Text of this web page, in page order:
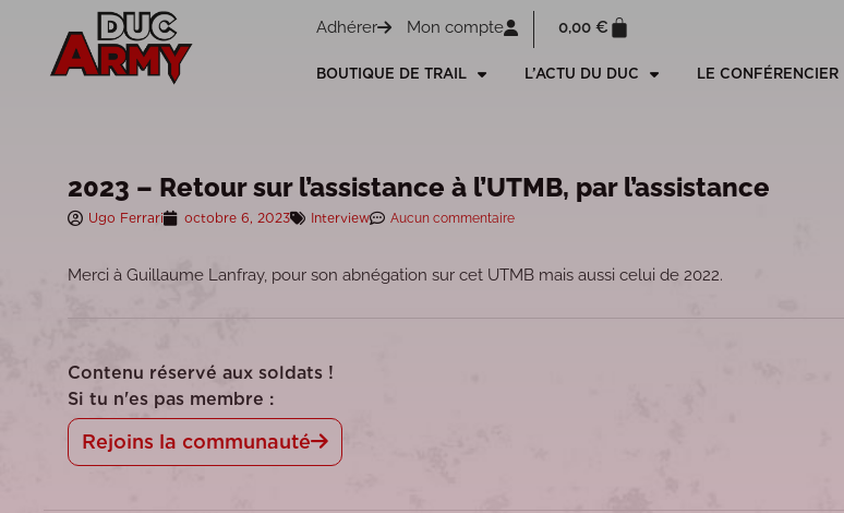
Adhérer Mon compte 0,00 €
BOUTIQUE DE TRAIL L’ACTU DU DUC LE CONFÉRENCIER
2023 – Retour sur l’assistance à l’UTMB, par l’assistance
Ugo Ferrari octobre 6, 2023 Interview Aucun commentaire
Merci à Guillaume Lanfray, pour son abnégation sur cet UTMB mais aussi celui de 2022.
Contenu réservé aux soldats !
Si tu n'es pas membre :
Rejoins la communauté
Panneau de gestion des cookies